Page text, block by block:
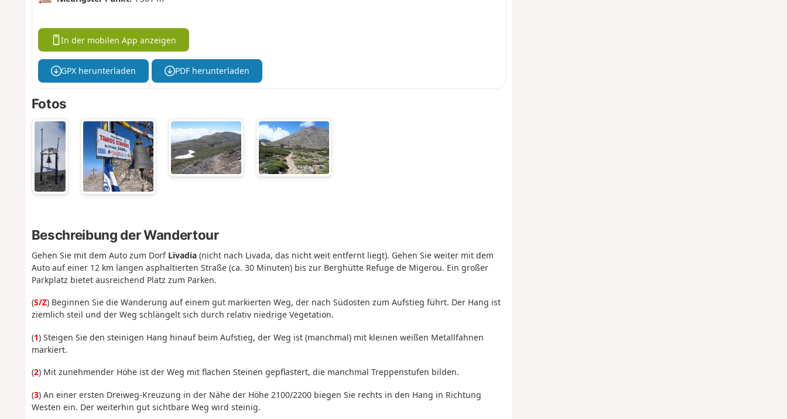
In der mobilen App anzeigen
GPX herunterladen PDF herunterladen
Fotos
Beschreibung der Wandertour
Gehen Sie mit dem Auto zum Dorf Livadia(nicht nach Livada, das nicht weit entfernt liegt). Gehen Sie weiter mit dem
Auto auf einer 12 km langen asphaltierten Straße (ca. 30 Minuten) bis zur Berghütte Refuge de Migerou. Ein großer
Parkplatz bietet ausreichend Platz zum Parken.
(S/Z) Beginnen Sie die Wanderung auf einem gut markierten Weg, der nach Südosten zum Aufstieg führt. Der Hang ist
ziemlich steil und der Weg schlängelt sich durch relativ niedrige Vegetation.
(1) Steigen Sie den steinigen Hang hinauf beim Aufstieg, der Weg ist (manchmal) mit kleinen weißen Metallfahnen
markiert.
(2) Mit zunehmender Höhe ist der Weg mit flachen Steinen gepflastert, die manchmal Treppenstufen bilden.
(3) An einer ersten Dreiweg-Kreuzung in der Nähe der Höhe 2100/2200 biegen Sie rechts in den Hang in Richtung
Westen ein. Der weiterhin gut sichtbare Weg wird steinig.